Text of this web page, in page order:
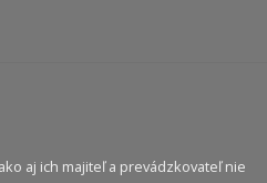
aj ich majiteľ a prevádzkovateľ nie